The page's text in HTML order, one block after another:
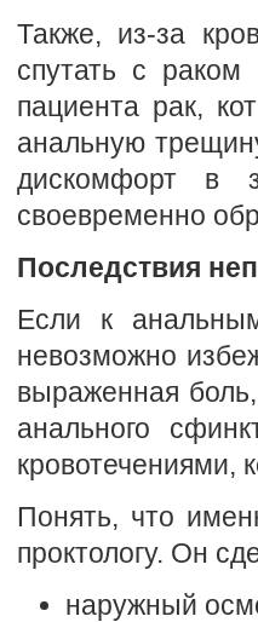
Также, из-за
спутать с
пациента рак,
анальную
дискомфорт в
своевременно
Последствия
Если к
невозможно
выраженная
анального
кровотечениями,
Понять, что
проктологу. Он
наружный